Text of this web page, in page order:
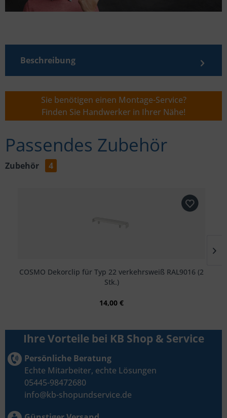
Sie benötigen einen Montage-Service?
Finden Sie Handwerker in Ihrer Nähe!
Passendes Zubehör
Zubehör 4
COSMO Dekorclip für Typ 22 verkehrsweiß RAL9016 (2
Stk.)
14,00 €
Ihre Vorteile bei KB Shop & Service
Persönliche Beratung
Echte Mitarbeiter, echte Lösungen
05445-98472680
info@kb-shopundservice.de
Beschreibung